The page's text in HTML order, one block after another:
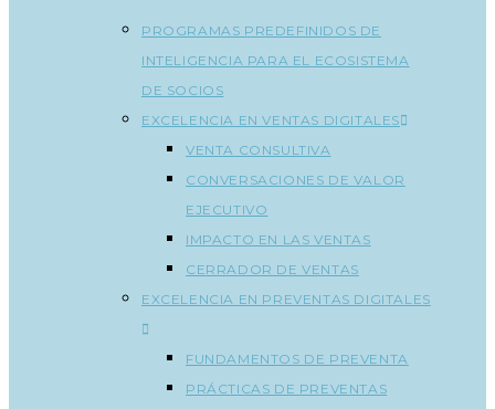
PROGRAMAS PREDEFINIDOS DE
INTELIGENCIA PARA EL ECOSISTEMA
DE SOCIOS
EXCELENCIA EN VENTAS DIGITALES
VENTA CONSULTIVA
CONVERSACIONES DE VALOR
EJECUTIVO
IMPACTO EN LAS VENTAS
CERRADOR DE VENTAS
EXCELENCIA EN PREVENTAS DIGITALES
FUNDAMENTOS DE PREVENTA
PRÁCTICAS DE PREVENTAS